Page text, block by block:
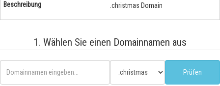
.christmas Domain
1. Wählen Sie einen Domainnamen aus